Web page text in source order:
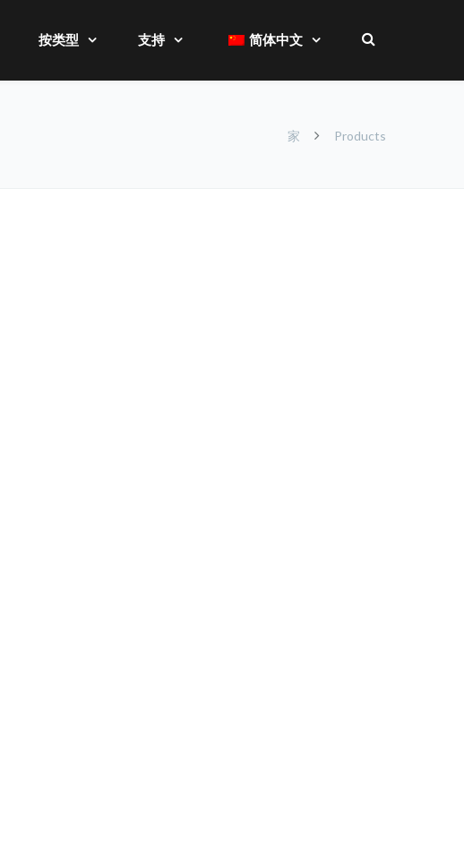
按类型 支持 简体中文
家 Products